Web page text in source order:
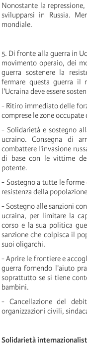
Nonostante la
svilupparsi in Russia.
mondiale.
5. Di fronte alla guerra in
movimento operaio, dei
guerra sostenere la
fermare questa guerra il
l'Ucraina deve essere
- Ritiro immediato delle
comprese le zone occupate
- Solidarietà e sostegno
ucraino. Consegna di
combattere l'invasione
di base con le vittime
potente.
- Sostegno a tutte le
resistenza della
- Sostegno alle sanzioni
ucraina, per limitare la
corso e la sua politica
sanzione che colpisca il
suoi oligarchi.
- Aprire le frontiere e
guerra fornendo l'aiuto
soprattutto se si tiene
bambini.
- Cancellazione del
organizzazioni civili,
Solidarietà